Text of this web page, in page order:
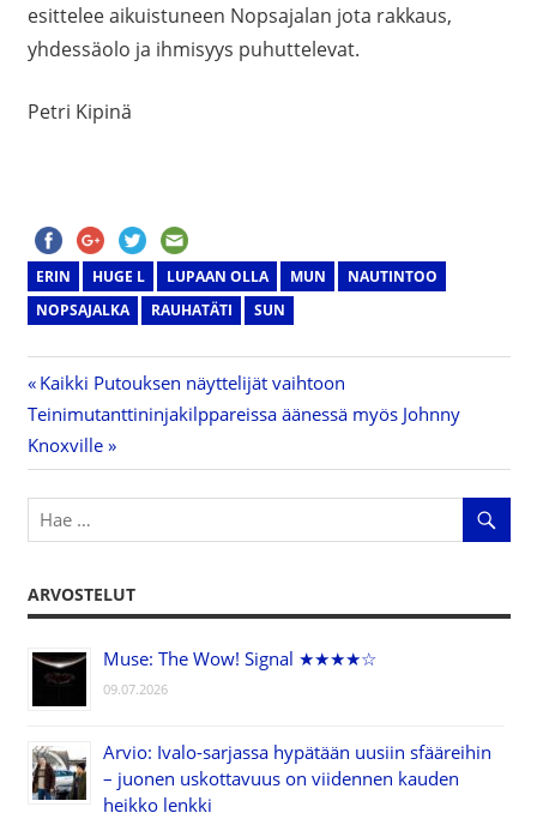
esittelee aikuistuneen Nopsajalan jota rakkaus,
yhdessäolo ja ihmisyys puhuttelevat.
Petri Kipinä
ERIN HUGE L LUPAAN OLLA MUN
NAUTINTOO
NOPSAJALKA
RAUHATÄTI SUN
Artikkelien
selaus
Previous
Post:
Kaikki Putouksen näyttelijät vaihtoon
Next
Post:
Teinimutanttininjakilppareissa äänessä myös Johnny
Knoxville
ARVOSTELUT
Muse: The Wow! Signal ★★★★☆
09.07.2026
Arvio: Ivalo-sarjassa hypätään uusiin sfääreihin
– juonen uskottavuus on viidennen kauden
heikko lenkki